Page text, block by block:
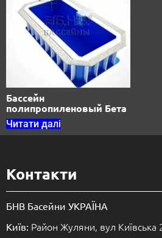
Бассейн
полипропиленовый Бета
Читати далі
Контакти
БНВ Басейни УКРАЇНА
Київ: Район Жуляни, вул Київська